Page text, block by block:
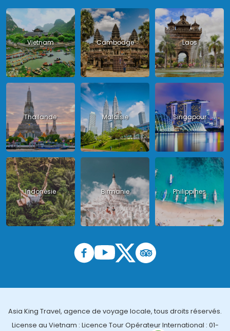
Vietnam Cambodge Laos
Thailande Malaisie Singapour
Indonésie Birmanie Philippines
Asia King Travel, agence de voyage locale, tous droits réservés.
License au Vietnam : Licence Tour Opérateur International : 01-